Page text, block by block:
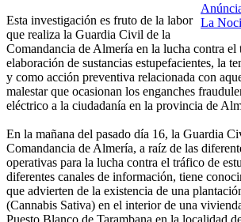
La
Esta investigación es fruto de la labor
que realiza la Guardia Civil de la
Comandancia de Almería en la lucha contra
elaboración de sustancias estupefacientes, la
y como acción preventiva relacionada con
malestar que ocasionan los enganches
eléctrico a la ciudadanía en la provincia de
En la mañana del pasado día 16, la Guardia
Comandancia de Almería, a raíz de las
operativas para la lucha contra el tráfico de
diferentes canales de información, tiene
que advierten de la existencia de una
(Cannabis Sativa) en el interior de una